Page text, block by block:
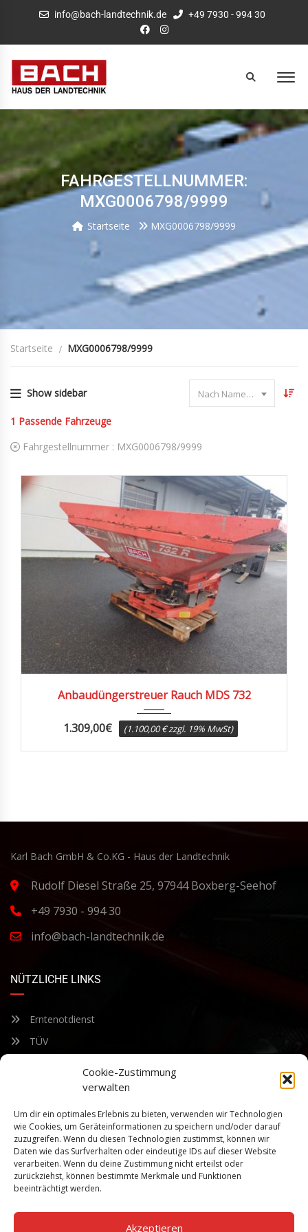
Cookie-Zustimmung
verwalten
Um dir ein optimales Erlebnis zu bieten, verwenden wir Technologien
wie Cookies, um Geräteinformationen zu speichern und/oder darauf
zuzugreifen. Wenn du diesen Technologien zustimmst, können wir
Daten wie das Surfverhalten oder eindeutige IDs auf dieser Website
verarbeiten. Wenn du deine Zustimmung nicht erteilst oder
zurückziehst, können bestimmte Merkmale und Funktionen
beeinträchtigt werden.
Akzeptieren
info@bach-landtechnik.de +49 7930 - 994 30
FAHRGESTELLNUMMER:
MXG0006798/9999
Startseite MXG0006798/9999
Startseite MXG0006798/9999
Show sidebar Nach Name sortieren
1 Passende Fahrzeuge
Fahrgestellnummer : MXG0006798/9999
Anbaudüngerstreuer Rauch MDS 732
1.309,00€ (1.100,00 € zzgl. 19% MwSt)
Karl Bach GmbH & Co.KG - Haus der Landtechnik
Rudolf Diesel Straße 25, 97944 Boxberg-Seehof
+49 7930 - 994 30
info@bach-landtechnik.de
NÜTZLICHE LINKS
Erntenotdienst
TÜV
Bleiben Sie auf dem Laufenden über unsere sich ständig
weiterentwickelnden Produkteigenschaften und Technologien.
Geben Sie Ihre E-Mail-Adresse ein und abonnieren Sie unseren
Newsletter.